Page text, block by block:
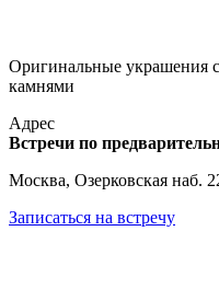
Оригинальные украшения
камнями
Адрес
Встречи по
Москва, Озерковская наб.
Записаться на встречу